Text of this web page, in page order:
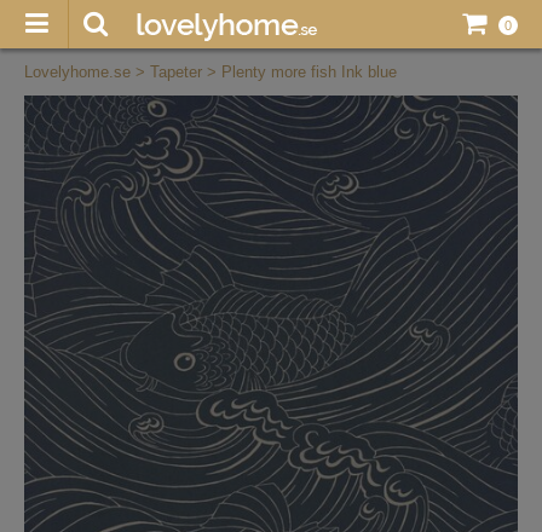
0
Lovelyhome.se > Tapeter > Plenty more fish Ink blue